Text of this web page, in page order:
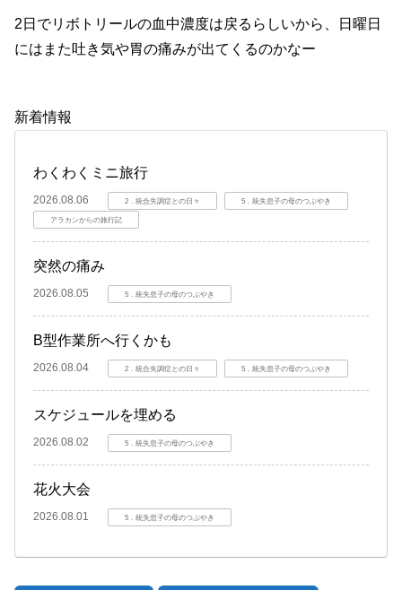
2日でリボトリールの血中濃度は戻るらしいから、日曜日
にはまた吐き気や胃の痛みが出てくるのかなー
新着情報
わくわくミニ旅行
2026.08.06 2．統合失調症との日々 5．統失息子の母のつぶやき
アラカンからの旅行記
突然の痛み
2026.08.05 5．統失息子の母のつぶやき
B型作業所へ行くかも
2026.08.04 2．統合失調症との日々 5．統失息子の母のつぶやき
スケジュールを埋める
2026.08.02 5．統失息子の母のつぶやき
花火大会
2026.08.01 5．統失息子の母のつぶやき